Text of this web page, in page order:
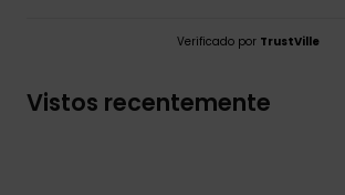
Verificado por TrustVille
Vistos recentemente